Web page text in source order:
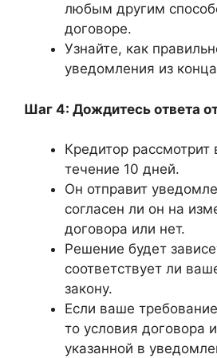
любым другим
договоре.
Узнайте, как
уведомления из
Шаг 4: Дождитесь ответа
Кредитор
течение 10 дней.
Он отправит
согласен ли он на
договора или нет.
Решение будет
соответствует ли
закону.
Если ваше
то условия договора
указанной в